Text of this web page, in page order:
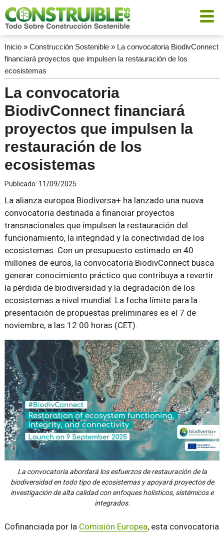
Inicio» Construcción Sostenible» La convocatoria BiodivConnect
financiará proyectos que impulsen la restauración de los
ecosistemas
La convocatoria
BiodivConnect financiará
proyectos que impulsen la
restauración de los
ecosistemas
Publicado: 11/09/2025
La alianza europea Biodiversa+ ha lanzado una nueva
convocatoria destinada a financiar proyectos
transnacionales que impulsen la restauración del
funcionamiento, la integridad y la conectividad de los
ecosistemas. Con un presupuesto estimado en 40
millones de euros, la convocatoria BiodivConnect busca
generar conocimiento práctico que contribuya a revertir
la pérdida de biodiversidad y la degradación de los
ecosistemas a nivel mundial. La fecha límite para la
presentación de propuestas preliminares es el 7 de
noviembre, a las 12:00 horas (CET).
La convocatoria abordará los esfuerzos de restauración de la
biodiversidad en todo tipo de ecosistemas y apoyará proyectos de
investigación de alta calidad con enfoques holísticos, sistémicos e
integrados.
Cofinanciada por la Comisión Europea, esta convocatoria